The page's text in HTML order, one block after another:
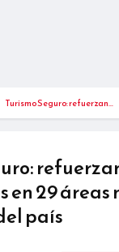
Turismo Seguro: refuerzan…
en 29
país